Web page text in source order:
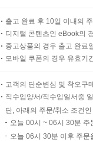
출고 완료 후 10일 이내의
디지털 콘텐츠인 eBook의
중고상품의 경우 출고 완료
모바일 쿠폰의 경우 유효기
고객의 단순변심 및 착오구
직수입양서/직수입일서중
단, 아래의 주문/취소 조건
오늘 00시 ~ 06시 30분
오늘 06시 30분 이후 주